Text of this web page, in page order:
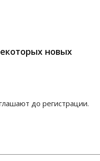
новых
до регистрации.